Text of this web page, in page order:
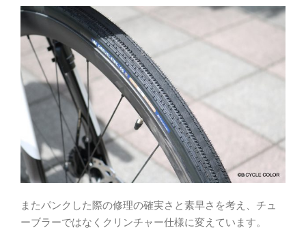
またパンクした際の修理の確実さと素早さを考え、チュ
ーブラーではなくクリンチャー仕様に変えています。